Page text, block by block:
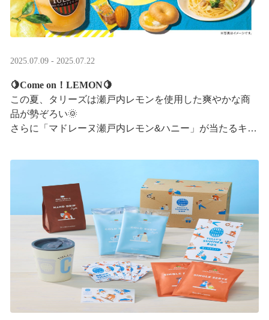
2025.07.09 - 2025.07.22
🍋Come on！LEMON🍋
この夏、タリーズは瀬戸内レモンを使用した爽やかな商
品が勢ぞろい🌞
さらに「マドレーヌ瀬戸内レモン&ハニー」が当たるキャ